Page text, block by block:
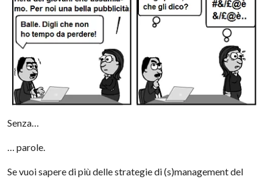
Senza…
… parole.
Se vuoi sapere di più delle strategie di (s)management del